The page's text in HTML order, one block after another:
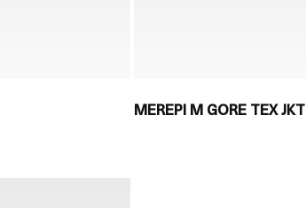
MEREPI M GORE TEX JKT